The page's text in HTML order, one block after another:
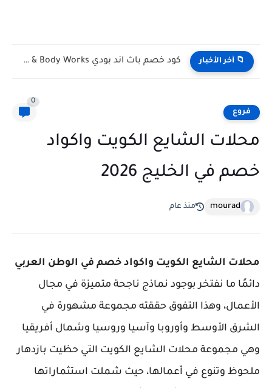
📁 آخر الأخبار كود خصم باث اند بودي Bath & Body Works الكويت...
فروع
0
محلات الشايع الكويت واكواد
خصم في الخليج 2026
mourad منذ عام
محلات الشايع الكويت واكواد خصم في الوطن العربي
دائمًا ما نفتخر بوجود نماذج ناجحة متميزة في مجال
الأعمال، وهذا التفوق حققته مجموعة مشهورة في
الشرق الأوسط وأوروبا وآسيا وروسيا وشمال أفريقيا
وهي مجموعة محلات الشايع الكويت التي حظيت بازدهار
ملحوظ وتنوع في أعمالها، حيث شملت استثماراتها